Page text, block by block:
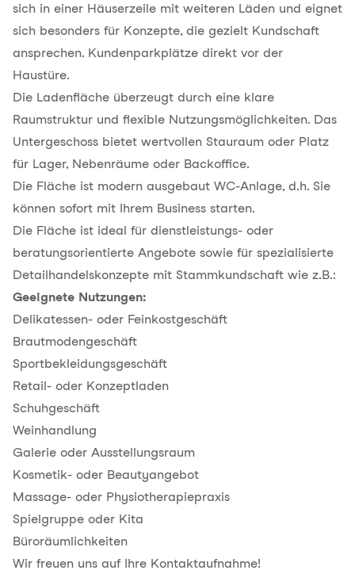
sich in einer Häuserzeile mit weiteren Läden und eignet
sich besonders für Konzepte, die gezielt Kundschaft
ansprechen. Kundenparkplätze direkt vor der
Haustüre.
Die Ladenfläche überzeugt durch eine klare
Raumstruktur und flexible Nutzungsmöglichkeiten. Das
Untergeschoss bietet wertvollen Stauraum oder Platz
für Lager, Nebenräume oder Backoffice.
Die Fläche ist modern ausgebaut WC-Anlage, d.h. Sie
können sofort mit Ihrem Business starten.
Die Fläche ist ideal für dienstleistungs- oder
beratungsorientierte Angebote sowie für spezialisierte
Detailhandelskonzepte mit Stammkundschaft wie z.B.:
Geeignete Nutzungen:
Delikatessen- oder Feinkostgeschäft
Brautmodengeschäft
Sportbekleidungsgeschäft
Retail- oder Konzeptladen
Schuhgeschäft
Weinhandlung
Galerie oder Ausstellungsraum
Kosmetik- oder Beautyangebot
Massage- oder Physiotherapiepraxis
Spielgruppe oder Kita
Büroräumlichkeiten
Wir freuen uns auf Ihre Kontaktaufnahme!